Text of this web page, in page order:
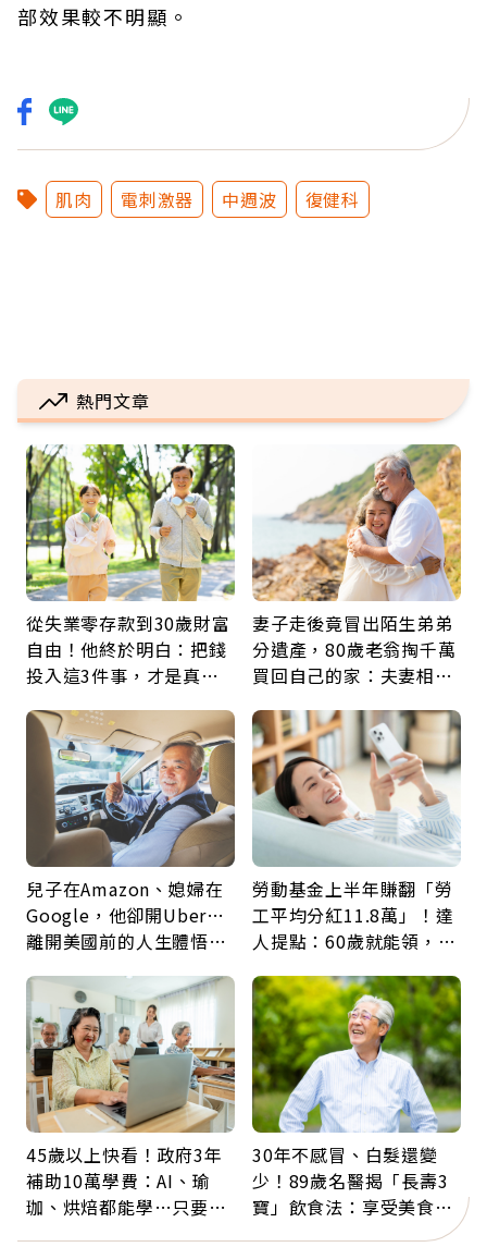
部效果較不明顯。
肌肉 電刺激器 中週波 復健科
熱門文章
從失業零存款到30歲財富
自由！他終於明白：把錢
投入這3件事，才是真正
妻子走後竟冒出陌生弟弟
分遺產，80歲老翁掏千萬
買回自己的家：夫妻相守
兒子在Amazon、媳婦在
Google，他卻開Uber…
離開美國前的人生體悟：
勞動基金上半年賺翻「勞
工平均分紅11.8萬」！達
人提點：60歲就能領，重
45歲以上快看！政府3年
補助10萬學費：AI、瑜
珈、烘焙都能學…只要願
30年不感冒、白髮還變
少！89歲名醫揭「長壽3
寶」飲食法：享受美食不
忌口，偶爾也該吃點肉